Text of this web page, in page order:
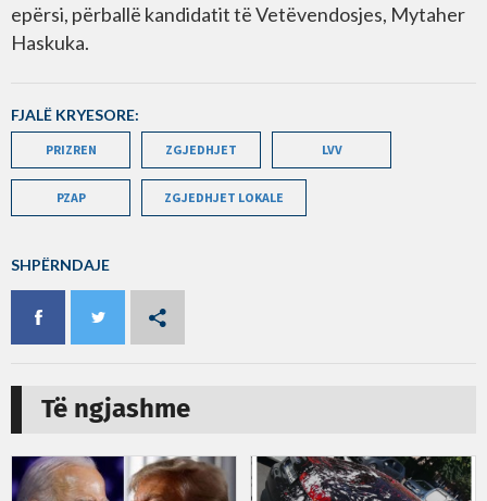
epërsi, përballë kandidatit të Vetëvendosjes, Mytaher
Haskuka.
FJALË KRYESORE:
PRIZREN ZGJEDHJET LVV
PZAP ZGJEDHJET LOKALE
SHPËRNDAJE
Të ngjashme